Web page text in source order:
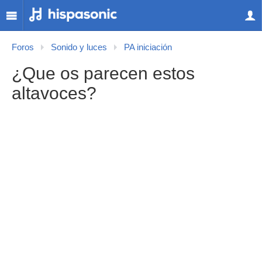
Foros Sonido y luces PA iniciación
¿Que os parecen estos
altavoces?